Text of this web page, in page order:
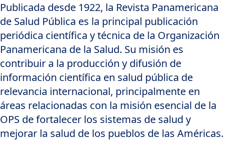
Publicada desde 1922, la Revista Panamericana
de Salud Pública es la principal publicación
periódica científica y técnica de la Organización
Panamericana de la Salud. Su misión es
contribuir a la producción y difusión de
información científica en salud pública de
relevancia internacional, principalmente en
áreas relacionadas con la misión esencial de la
OPS de fortalecer los sistemas de salud y
mejorar la salud de los pueblos de las Américas.